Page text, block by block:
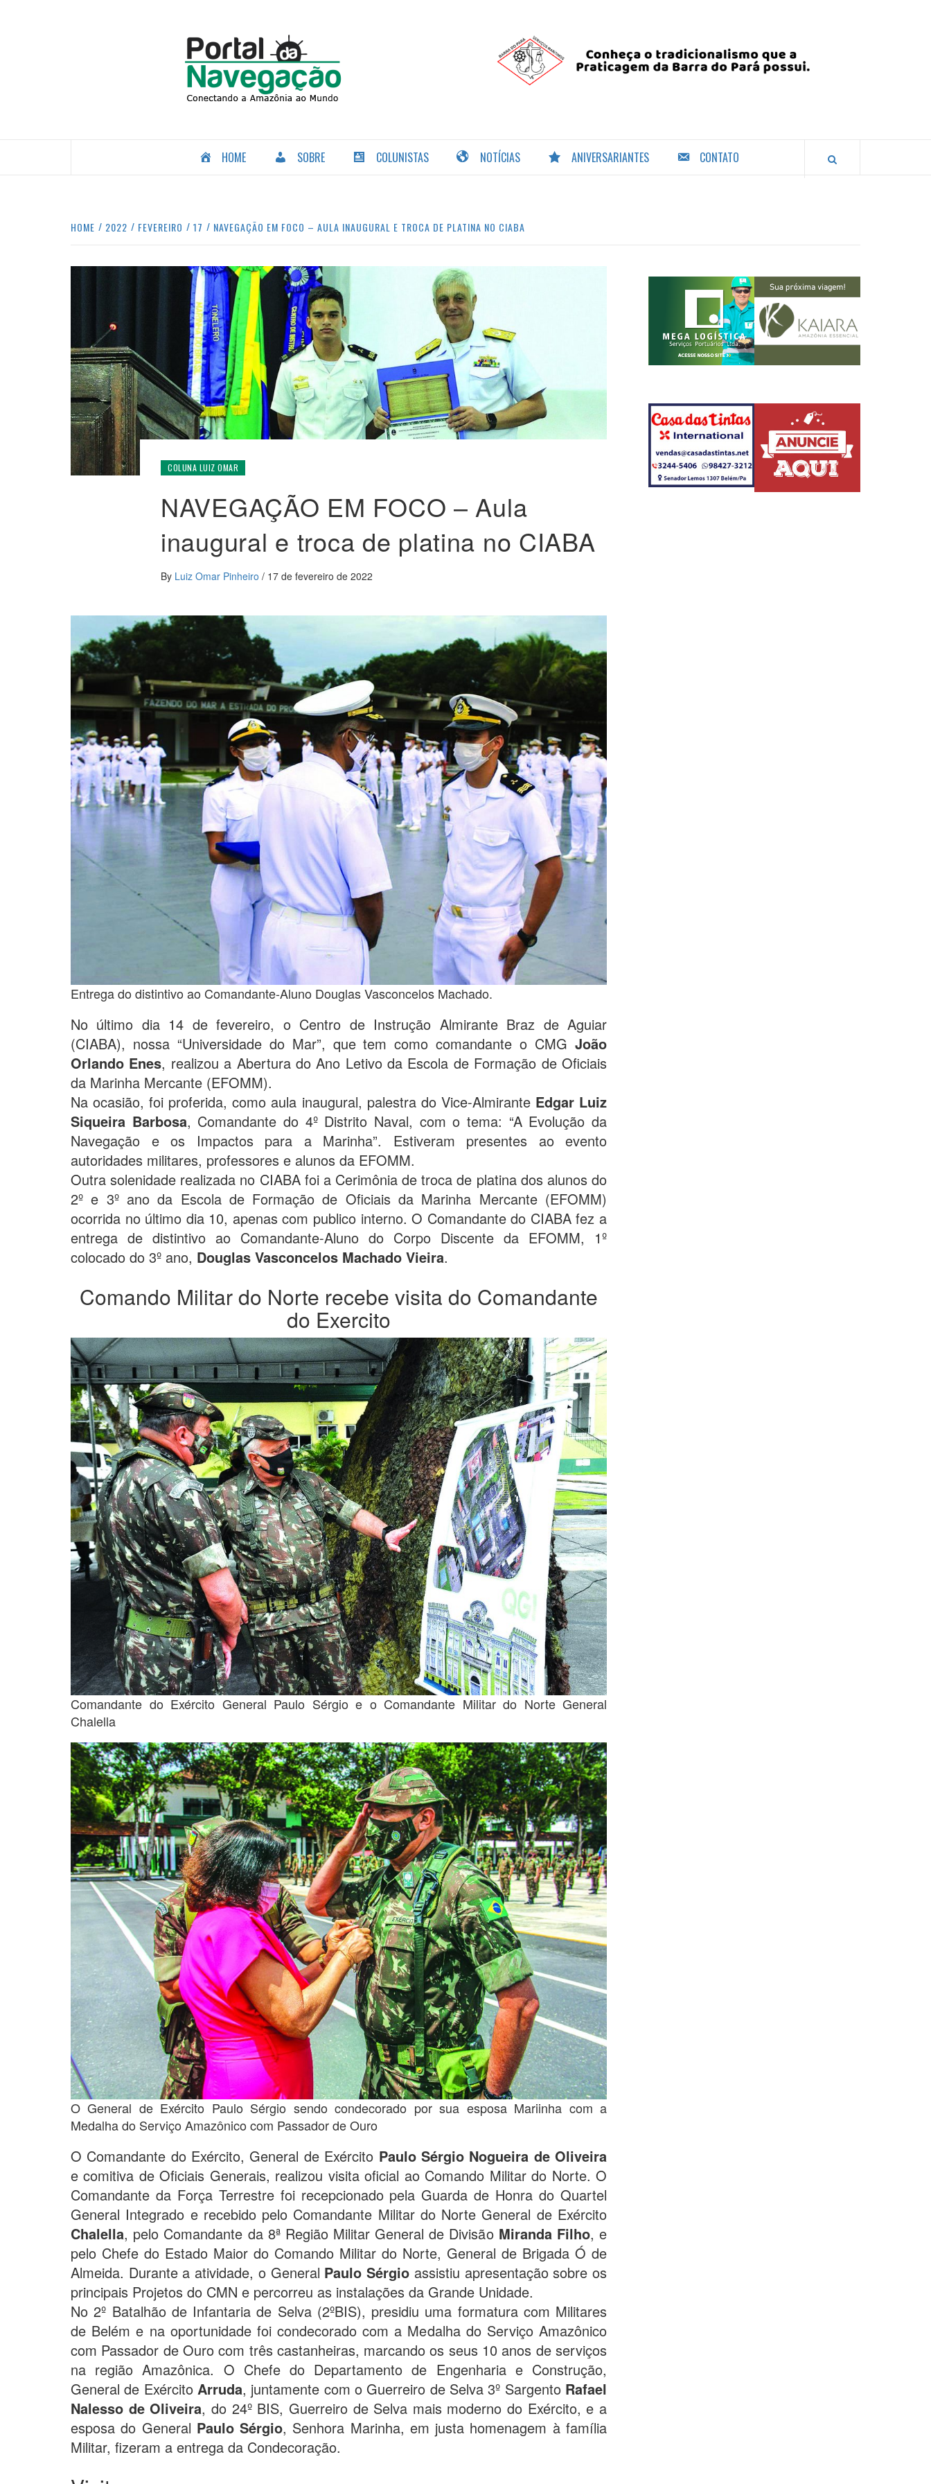
HOME SOBRE COLUNISTAS NOTÍCIAS ANIVERSARIANTES CONTATO
HOME 2022 FEVEREIRO 17 NAVEGAÇÃO EM FOCO – AULA INAUGURAL E TROCA DE PLATINA NO CIABA
COLUNA LUIZ OMAR
NAVEGAÇÃO EM FOCO – Aula
inaugural e troca de platina no CIABA
By Luiz Omar Pinheiro / 17 de fevereiro de 2022
Entrega do distintivo ao Comandante-Aluno Douglas Vasconcelos Machado.
No último dia 14 de fevereiro, o Centro de Instrução Almirante Braz de Aguiar
(CIABA), nossa “Universidade do Mar”, que tem como comandante o CMG João
Orlando Enes, realizou a Abertura do Ano Letivo da Escola de Formação de Oficiais
da Marinha Mercante (EFOMM).
Na ocasião, foi proferida, como aula inaugural, palestra do Vice-AlmiranteEdgar Luiz
Siqueira Barbosa, Comandante do 4º Distrito Naval, com o tema: “A Evolução da
Navegação e os Impactos para a Marinha”. Estiveram presentes ao evento
autoridades militares, professores e alunos da EFOMM.
Outra solenidade realizada no CIABA foi a Cerimônia de troca de platina dos alunos do
2º e 3º ano da Escola de Formação de Oficiais da Marinha Mercante (EFOMM)
ocorrida no último dia 10, apenas com publico interno. O Comandante do CIABA fez a
entrega de distintivo ao Comandante-Aluno do Corpo Discente da EFOMM, 1º
colocado do 3º ano, Douglas Vasconcelos Machado Vieira.
Comando Militar do Norte recebe visita do Comandante
do Exercito
Comandante do Exército General Paulo Sérgio e o Comandante Militar do Norte General
Chalella
O General de Exército Paulo Sérgio sendo condecorado por sua esposa Mariinha com a
Medalha do Serviço Amazônico com Passador de Ouro
O Comandante do Exército, General de Exército Paulo Sérgio Nogueira de Oliveira
e comitiva de Oficiais Generais, realizou visita oficial ao Comando Militar do Norte. O
Comandante da Força Terrestre foi recepcionado pela Guarda de Honra do Quartel
General Integrado e recebido pelo Comandante Militar do Norte General de Exército
Chalella, pelo Comandante da 8ª Região Militar General de Divisão Miranda Filho, e
pelo Chefe do Estado Maior do Comando Militar do Norte, General de Brigada Ó de
Almeida. Durante a atividade, o General Paulo Sérgio assistiu apresentação sobre os
principais Projetos do CMN e percorreu as instalações da Grande Unidade.
No 2º Batalhão de Infantaria de Selva (2ºBIS), presidiu uma formatura com Militares
de Belém e na oportunidade foi condecorado com a Medalha do Serviço Amazônico
com Passador de Ouro com três castanheiras, marcando os seus 10 anos de serviços
na região Amazônica. O Chefe do Departamento de Engenharia e Construção,
General de Exército Arruda, juntamente com o Guerreiro de Selva 3º Sargento Rafael
Nalesso de Oliveira, do 24º BIS, Guerreiro de Selva mais moderno do Exército, e a
esposa do General Paulo Sérgio, Senhora Marinha, em justa homenagem à família
Militar, fizeram a entrega da Condecoração.